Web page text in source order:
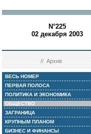
N°225
02 декабря 2003
//Архив
ВЕСЬ НОМЕР
ПЕРВАЯ ПОЛОСА
ПОЛИТИКА И ЭКОНОМИКА
ОБЩЕСТВО
ЗАГРАНИЦА
КРУПНЫМ ПЛАНОМ
БИЗНЕС И ФИНАНСЫ